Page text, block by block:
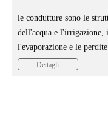
le condutture sono le
dell'acqua e l'irrigazione,
l'evaporazione e le
L'installazione di
Dettagli